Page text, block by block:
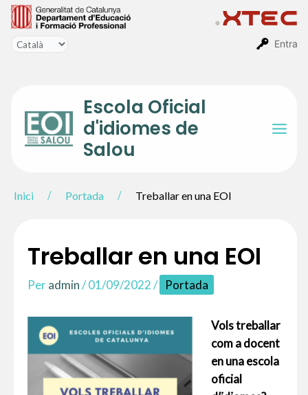
Entra
Vés
contingut
Escola Oficial
d'idiomes de
Salou
Inici Portada Treballar en una EOI
Treballar en una EOI
Peradmin/01/09/2022/ Portada
Vols treballar
com a docent
en una escola
oficial